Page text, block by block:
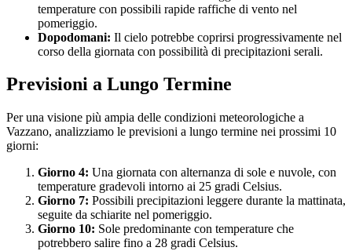
temperature con possibili rapide raffiche di vento nel
pomeriggio.
Dopodomani: Il cielo potrebbe coprirsi progressivamente nel
corso della giornata con possibilità di precipitazioni serali.
Previsioni a Lungo Termine
Per una visione più ampia delle condizioni meteorologiche a
Vazzano, analizziamo le previsioni a lungo termine nei prossimi 10
giorni:
Giorno 4: Una giornata con alternanza di sole e nuvole, con
temperature gradevoli intorno ai 25 gradi Celsius.
Giorno 7: Possibili precipitazioni leggere durante la mattinata,
seguite da schiarite nel pomeriggio.
Giorno 10: Sole predominante con temperature che
potrebbero salire fino a 28 gradi Celsius.